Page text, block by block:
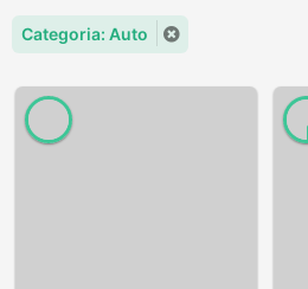
Categoria: Auto